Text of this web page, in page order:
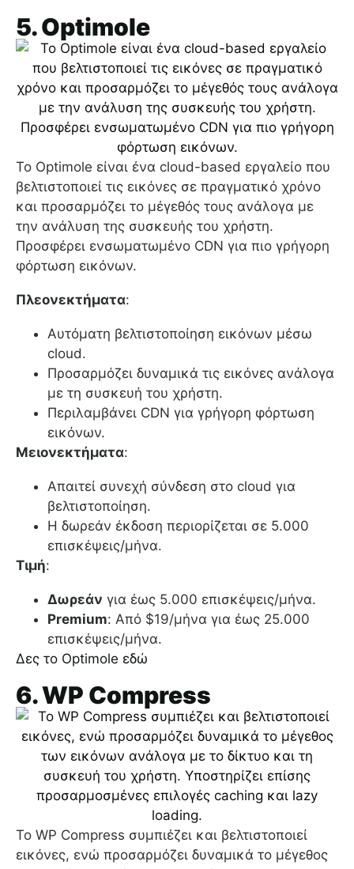
5. Optimole
Το Optimole είναι ένα cloud-based εργαλείο που
βελτιστοποιεί τις εικόνες σε πραγματικό χρόνο
και προσαρμόζει το μέγεθός τους ανάλογα με
την ανάλυση της συσκευής του χρήστη.
Προσφέρει ενσωματωμένο CDN για πιο γρήγορη
φόρτωση εικόνων.
Πλεονεκτήματα:
Αυτόματη βελτιστοποίηση εικόνων μέσω
cloud.
Προσαρμόζει δυναμικά τις εικόνες ανάλογα
με τη συσκευή του χρήστη.
Περιλαμβάνει CDN για γρήγορη φόρτωση
εικόνων.
Μειονεκτήματα:
Απαιτεί συνεχή σύνδεση στο cloud για
βελτιστοποίηση.
Η δωρεάν έκδοση περιορίζεται σε 5.000
επισκέψεις/μήνα.
Τιμή:
Δωρεάν για έως 5.000 επισκέψεις/μήνα.
Premium: Από $19/μήνα για έως 25.000
επισκέψεις/μήνα.
Δες το Optimole εδώ
6. WP Compress
Το WP Compress συμπιέζει και βελτιστοποιεί
εικόνες, ενώ προσαρμόζει δυναμικά το μέγεθος